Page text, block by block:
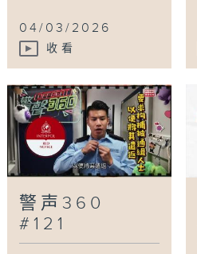
04/03/2026
收看
警声360
#121